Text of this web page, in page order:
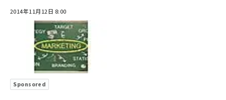
2014年11月12日 8:00
Sponsored